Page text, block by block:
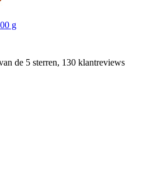
g
de 5 sterren, 130 klantreviews